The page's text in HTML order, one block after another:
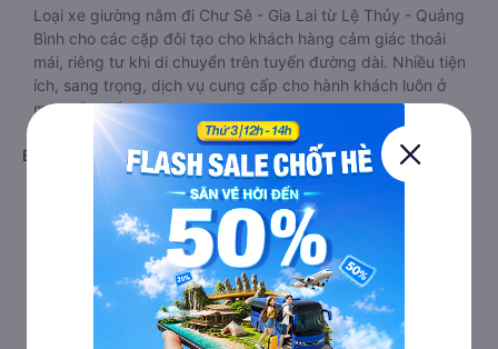
Loại xe giường nằm đi Chư Sê - Gia Lai từ Lệ Thủy - Quảng
Bình cho các cặp đôi tạo cho khách hàng cảm giác thoải
mái, riêng tư khi di chuyển trên tuyến đường dài. Nhiều tiện
ích, sang trọng, dịch vụ cung cấp cho hành khách luôn ở
mức tốt nhất.
d. Xe giường nằm đi Chư Sê - Gia Lai từ Lệ Thủy - Quảng
Bình cho các cặp đôi
Xe giường nằm Lệ Thủy - Quảng Bình Chư Sê - Gia Lai
phòng đôi limousine là dòng xe có thiết kế tương tự như
dòng xe limousine đi Chư Sê - Gia Lai từ Lệ Thủy - Quảng
Bình giường phòng. Tuy nhiên kích thước giường nằm được
thiết kế rộng hơn, phù hợp với cả khách hàng Việt Nam lẫn
khách nước ngoài. Nhà xe vẫn chú trọng trang bị các thiết